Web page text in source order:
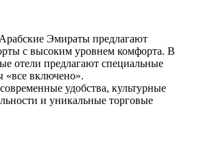
Эмираты предлагают
с высоким уровнем комфорта. В
отели предлагают специальные
«все включено».
удобства, культурные
и уникальные торговые